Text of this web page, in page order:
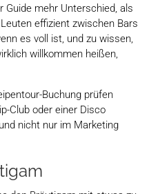
Guide mehr Unterschied, als
effizient zwischen Bars
es voll ist, und zu wissen,
willkommen heißen,
Buchung prüfen
Club oder einer Disco
nicht nur im Marketing